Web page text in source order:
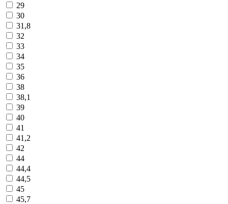
29
30
31,8
32
33
34
35
36
38
38,1
39
40
41
41,2
42
44
44,4
44,5
45
45,7